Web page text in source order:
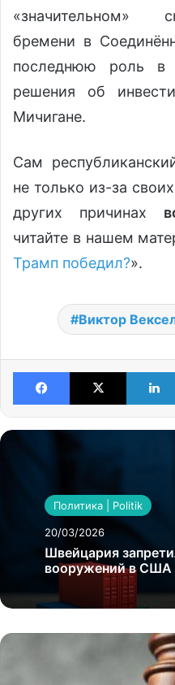
«значительном»
бремени в
последнюю роль в
решения об
Мичигане.
Сам
не только из-за
других причинах
читайте в нашем
Трамп победил?».
Виктор
Facebook X
Политика | Politik
20/03/2026
Швейцария
вооружений в США